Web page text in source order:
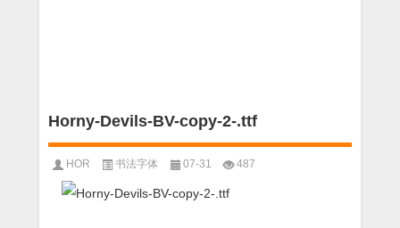
Horny-Devils-BV-copy-2-.ttf
HOR 书法字体 07-31 487